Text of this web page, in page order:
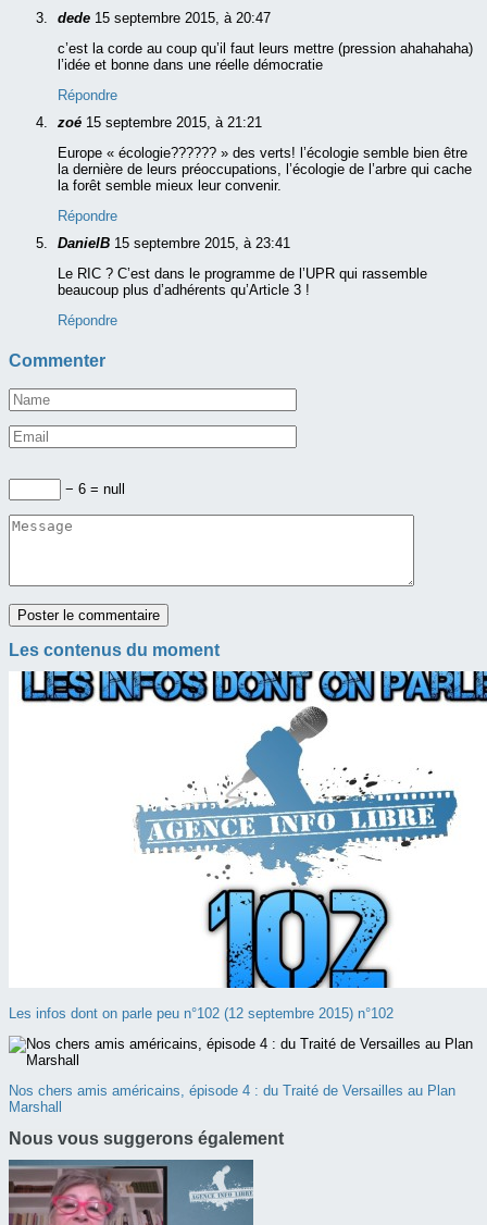
dede 15 septembre 2015, à 20:47
c’est la corde au coup qu’il faut leurs mettre (pression ahahahaha)
l’idée et bonne dans une réelle démocratie
Répondre
zoé 15 septembre 2015, à 21:21
Europe « écologie?????? » des verts! l’écologie semble bien être
la dernière de leurs préoccupations, l’écologie de l’arbre qui cache
la forêt semble mieux leur convenir.
Répondre
DanielB 15 septembre 2015, à 23:41
Le RIC ? C’est dans le programme de l’UPR qui rassemble
beaucoup plus d’adhérents qu’Article 3 !
Répondre
Commenter
− 6 = null
Les contenus du moment
Les infos dont on parle peu n°102 (12 septembre 2015) n°102
Nos chers amis américains, épisode 4 : du Traité de Versailles au Plan
Marshall
Nous vous suggerons également